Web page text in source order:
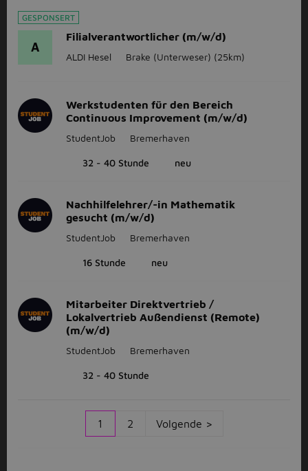
GESPONSERT
A
Filialverantwortlicher (m/w/d)
ALDI Hesel Brake (Unterweser) (25km)
Werkstudenten für den Bereich
Continuous Improvement (m/w/d)
StudentJob Bremerhaven
32 - 40 Stunde neu
Nachhilfelehrer/-in Mathematik
gesucht (m/w/d)
StudentJob Bremerhaven
16 Stunde neu
Mitarbeiter Direktvertrieb /
Lokalvertrieb Außendienst (Remote)
(m/w/d)
StudentJob Bremerhaven
32 - 40 Stunde
1 2 Volgende >